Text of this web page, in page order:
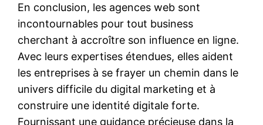
En conclusion, les agences web sont
incontournables pour tout business
cherchant à accroître son influence en ligne.
Avec leurs expertises étendues, elles aident
les entreprises à se frayer un chemin dans le
univers difficile du digital marketing et à
construire une identité digitale forte.
Fournissant une guidance précieuse dans la